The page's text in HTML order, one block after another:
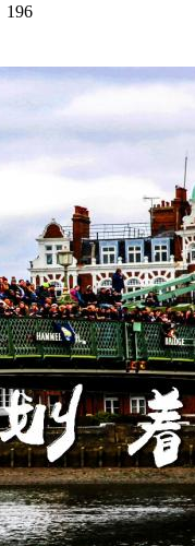
196